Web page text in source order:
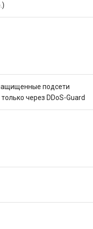
подсети
через DDoS-Guard